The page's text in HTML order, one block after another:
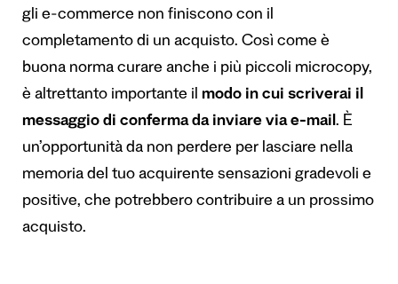
gli e-commerce non finiscono con il
completamento di un acquisto. Così come è
buona norma curare anche i più piccoli microcopy,
è altrettanto importante il modo in cui scriverai il
messaggio di conferma da inviare via e-mail. È
un’opportunità da non perdere per lasciare nella
memoria del tuo acquirente sensazioni gradevoli e
positive, che potrebbero contribuire a un prossimo
acquisto.